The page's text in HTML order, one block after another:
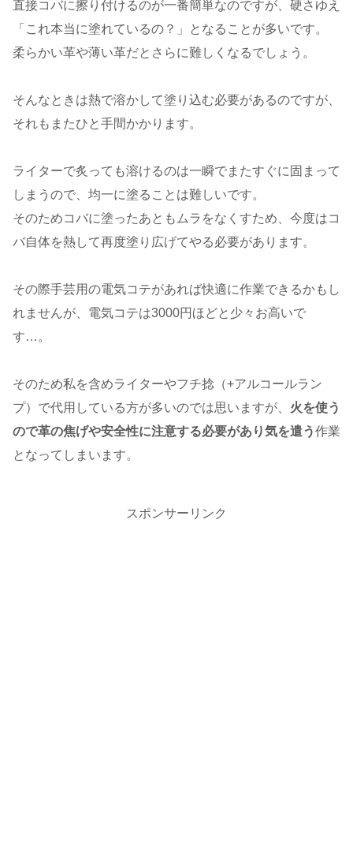
直接コバに擦り付けるのが一番簡単なのですが、硬さゆえ
「これ本当に塗れているの？」となることが多いです。
柔らかい革や薄い革だとさらに難しくなるでしょう。
そんなときは熱で溶かして塗り込む必要があるのですが、
それもまたひと手間かかります。
ライターで炙っても溶けるのは一瞬でまたすぐに固まって
しまうので、均一に塗ることは難しいです。
そのためコバに塗ったあともムラをなくすため、今度はコ
バ自体を熱して再度塗り広げてやる必要があります。
その際手芸用の電気コテがあれば快適に作業できるかもし
れませんが、電気コテは3000円ほどと少々お高いで
す…。
そのため私を含めライターやフチ捻（+アルコールラン
プ）で代用している方が多いのでは思いますが、 火を使う
ので革の焦げや安全性に注意する必要があり気を遣う作業
となってしまいます。
スポンサーリンク